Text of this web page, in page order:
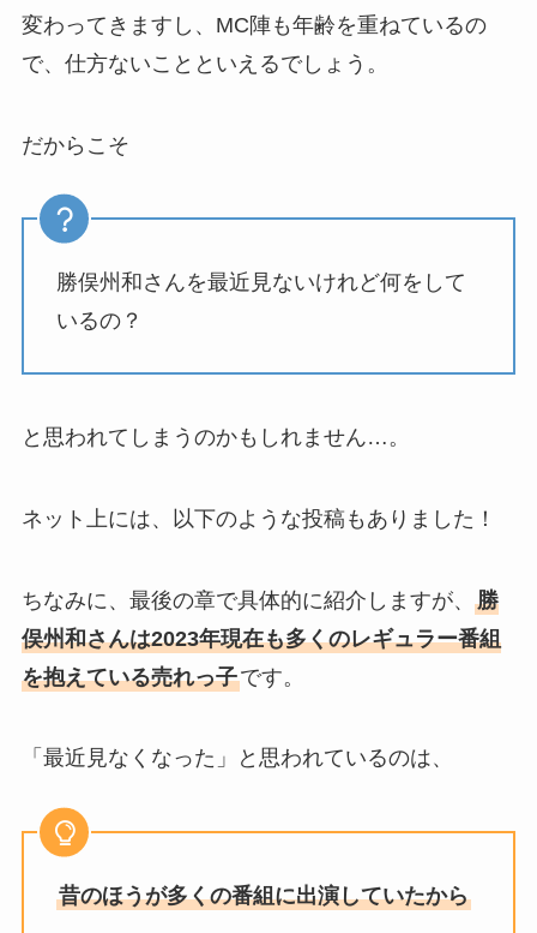
変わってきますし、MC陣も年齢を重ねているの
で、仕方ないことといえるでしょう。
だからこそ
勝俣州和さんを最近見ないけれど何をして
いるの？
と思われてしまうのかもしれません…。
ネット上には、以下のような投稿もありました！
ちなみに、最後の章で具体的に紹介しますが、 勝
俣州和さんは2023年現在も多くのレギュラー番組
を抱えている売れっ子です。
「最近見なくなった」と思われているのは、
昔のほうが多くの番組に出演していたから